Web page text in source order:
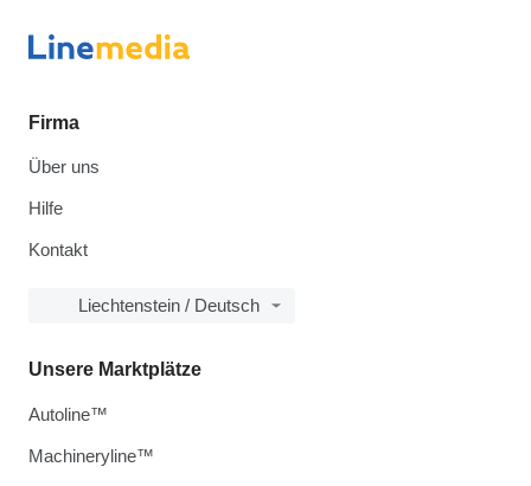
Firma
Über uns
Hilfe
Kontakt
Liechtenstein / Deutsch
Unsere Marktplätze
Autoline™
Machineryline™